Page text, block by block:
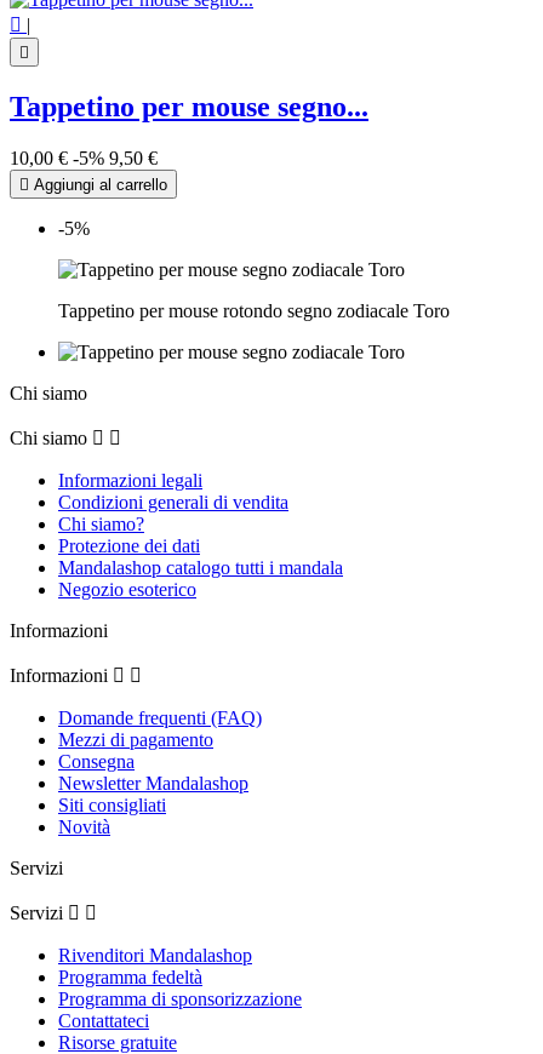
 |

Tappetino per mouse segno...
10,00 € -5% 9,50 €
 Aggiungi al carrello
-5%
Tappetino per mouse rotondo segno zodiacale Toro
Chi siamo
Chi siamo  
Informazioni legali
Condizioni generali di vendita
Chi siamo?
Protezione dei dati
Mandalashop catalogo tutti i mandala
Negozio esoterico
Informazioni
Informazioni  
Domande frequenti (FAQ)
Mezzi di pagamento
Consegna
Newsletter Mandalashop
Siti consigliati
Novità
Servizi
Servizi  
Rivenditori Mandalashop
Programma fedeltà
Programma di sponsorizzazione
Contattateci
Risorse gratuite